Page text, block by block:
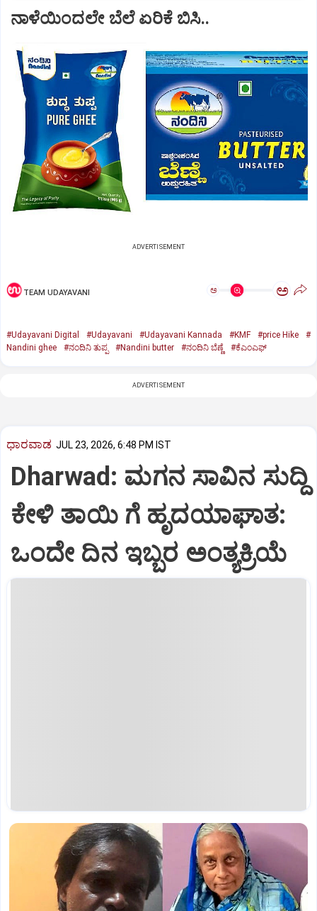
ನಾಳೆಯಿಂದಲೇ ಬೆಲೆ ಏರಿಕೆ ಬಿಸಿ..
ADVERTISEMENT
TEAM UDAYAVANI ಅ ಅ
#Udayavani Digital #Udayavani #Udayavani Kannada #KMF #price Hike
#
Nandini ghee
#ನಂದಿನಿ ತುಪ್ಪ #Nandini butter #ನಂದಿನಿ ಬೆಣ್ಣೆ #ಕೆಎಂಎಫ್‌
ADVERTISEMENT
ಧಾರವಾಡ JUL 23, 2026, 6:48 PM IST
Dharwad: ಮಗನ ಸಾವಿನ ಸುದ್ದಿ
ಕೇಳಿ ತಾಯಿ ಗೆ ಹೃದಯಾಘಾತ:
ಒಂದೇ ದಿನ ಇಬ್ಬರ ಅಂತ್ಯಕ್ರಿಯೆ